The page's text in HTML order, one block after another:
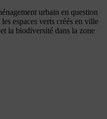
urbain en question
espaces verts créés en ville
la biodiversité dans la zone